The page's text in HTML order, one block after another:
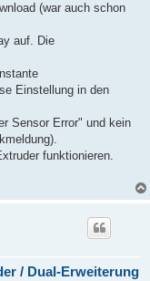
(war auch schon
auf. Die
Einstellung in den
Sensor Error" und kein
funktionieren.
/ Dual-Erweiterung